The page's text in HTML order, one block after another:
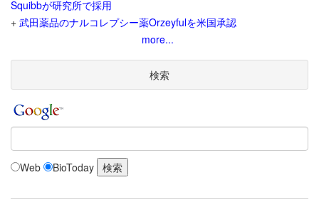
Squibbが研究所で採用
+ 武田薬品のナルコレプシー薬Orzeyfulを米国承認
more...
検索
Web BioToday